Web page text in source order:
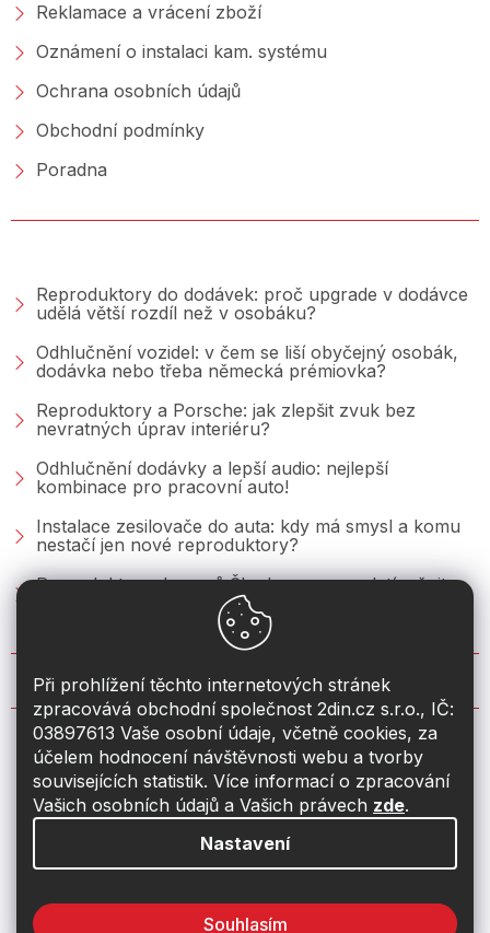
Při prohlížení těchto internetových stránek
zpracovává obchodní společnost 2din.cz s.r.o., IČ:
03897613 Vaše osobní údaje, včetně cookies, za
účelem hodnocení návštěvnosti webu a tvorby
souvisejících statistik. Více informací o zpracování
Vašich osobních údajů a Vašich právech zde.
Nastavení
Souhlasím
Reklamace a vrácení zboží
Oznámení o instalaci kam. systému
Ochrana osobních údajů
Obchodní podmínky
Poradna
Reproduktory do dodávek: proč upgrade v dodávce
udělá větší rozdíl než v osobáku?
Odhlučnění vozidel: v čem se liší obyčejný osobák,
dodávka nebo třeba německá prémiovka?
Reproduktory a Porsche: jak zlepšit zvuk bez
nevratných úprav interiéru?
Odhlučnění dodávky a lepší audio: nejlepší
kombinace pro pracovní auto!
Instalace zesilovače do auta: kdy má smysl a komu
nestačí jen nové reproduktory?
Reproduktory do vozů Škoda: co se vyplatí měnit u
Fabie, Octavie a Superbu?
KONTAKT
info@2din.cz
774 19 55 33